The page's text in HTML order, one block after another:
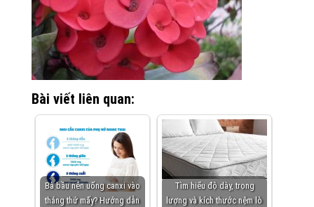
Bài viết liên quan:
Bà bầu nên uống canxi vào
tháng thứ mấy? Hướng dẫn
Tìm hiểu độ dày, trọng
lượng và kích thước nệm lò